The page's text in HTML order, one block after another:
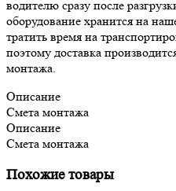
водителю сразу после
оборудование хранится на
тратить время на
поэтому доставка
монтажа.
Описание
Смета монтажа
Описание
Смета монтажа
Похожие товары